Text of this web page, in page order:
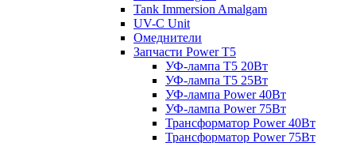
Tank Immersion Amalgam
UV-C Unit
Омеднители
Запчасти Power T5
УФ-лампа T5 20Вт
УФ-лампа T5 25Вт
УФ-лампа Power 40Вт
УФ-лампа Power 75Вт
Трансформатор Power 40Вт
Трансформатор Power 75Вт